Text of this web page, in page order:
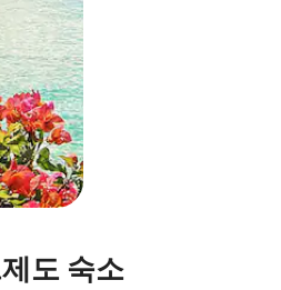
도 숙소